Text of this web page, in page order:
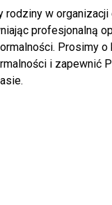
rodziny w organizacji
profesjonalną
Prosimy o
i zapewnić